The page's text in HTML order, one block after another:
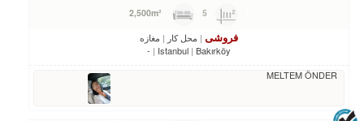
5
فروشی محل کار
مغازه
Istanbul Bakırköy
-
MELTEM ÖNDER